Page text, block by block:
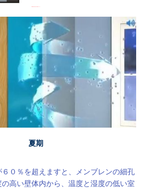
夏期
０％を超えますと、メンブレンの細孔
高い壁体内から、温度と湿度の低い室